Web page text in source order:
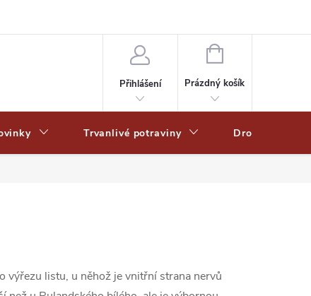
Přihlášení
NÁKUPNÍ
Prázdný košík
Trvanlivé potraviny Drogerie
listu, u něhož je vnitřní strana nervů